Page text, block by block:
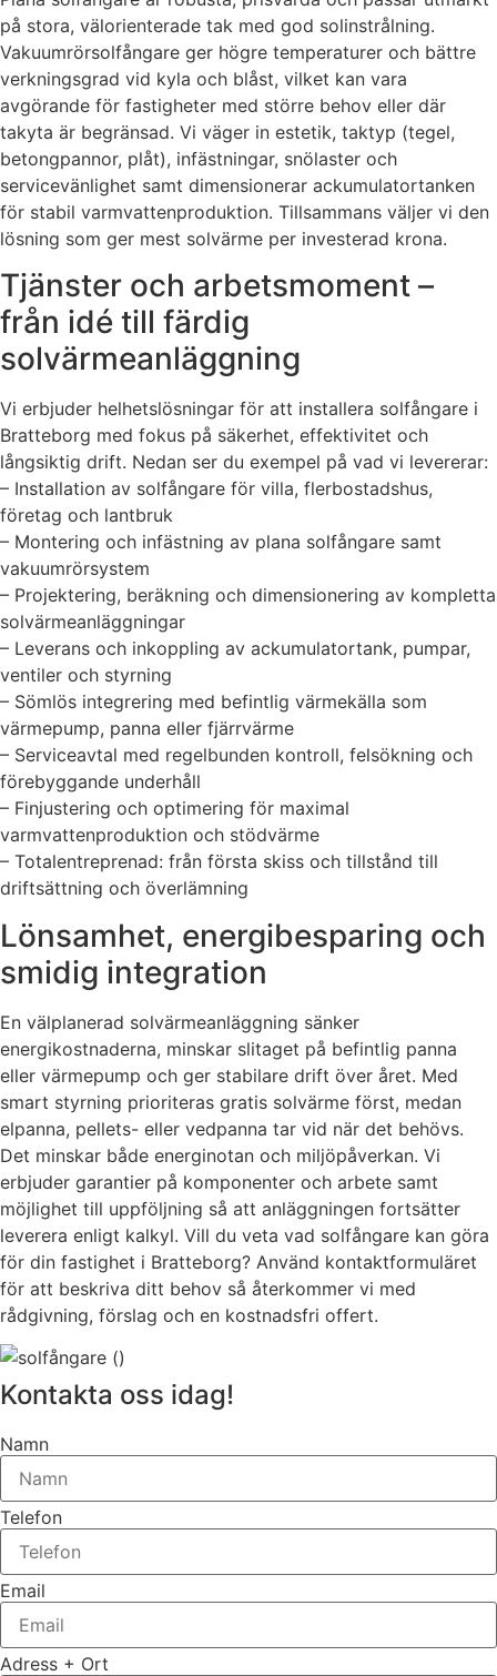
på stora, välorienterade tak med god solinstrålning.
Vakuumrörsolfångare ger högre temperaturer och bättre
verkningsgrad vid kyla och blåst, vilket kan vara
avgörande för fastigheter med större behov eller där
takyta är begränsad. Vi väger in estetik, taktyp (tegel,
betongpannor, plåt), infästningar, snölaster och
servicevänlighet samt dimensionerar ackumulatortanken
för stabil varmvattenproduktion. Tillsammans väljer vi den
lösning som ger mest solvärme per investerad krona.
Tjänster och arbetsmoment –
från idé till färdig
solvärmeanläggning
Vi erbjuder helhetslösningar för att installera solfångare i
Bratteborg med fokus på säkerhet, effektivitet och
långsiktig drift. Nedan ser du exempel på vad vi levererar:
– Installation av solfångare för villa, flerbostadshus,
företag och lantbruk
– Montering och infästning av plana solfångare samt
vakuumrörsystem
– Projektering, beräkning och dimensionering av kompletta
solvärmeanläggningar
– Leverans och inkoppling av ackumulatortank, pumpar,
ventiler och styrning
– Sömlös integrering med befintlig värmekälla som
värmepump, panna eller fjärrvärme
– Serviceavtal med regelbunden kontroll, felsökning och
förebyggande underhåll
– Finjustering och optimering för maximal
varmvattenproduktion och stödvärme
– Totalentreprenad: från första skiss och tillstånd till
driftsättning och överlämning
Lönsamhet, energibesparing och
smidig integration
En välplanerad solvärmeanläggning sänker
energikostnaderna, minskar slitaget på befintlig panna
eller värmepump och ger stabilare drift över året. Med
smart styrning prioriteras gratis solvärme först, medan
elpanna, pellets- eller vedpanna tar vid när det behövs.
Det minskar både energinotan och miljöpåverkan. Vi
erbjuder garantier på komponenter och arbete samt
möjlighet till uppföljning så att anläggningen fortsätter
leverera enligt kalkyl. Vill du veta vad solfångare kan göra
för din fastighet i Bratteborg? Använd kontaktformuläret
för att beskriva ditt behov så återkommer vi med
rådgivning, förslag och en kostnadsfri offert.
Kontakta oss idag!
Namn
Telefon
Email
Adress + Ort